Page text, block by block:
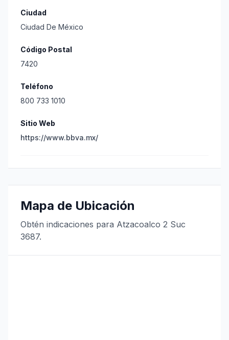
Ciudad
Ciudad De México
Código Postal
7420
Teléfono
800 733 1010
Sitio Web
https://www.bbva.mx/
Mapa de Ubicación
Obtén indicaciones para Atzacoalco 2 Suc
3687.